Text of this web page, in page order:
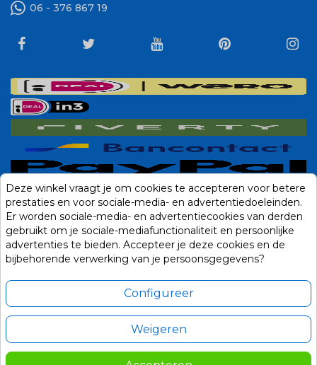
06 - 376 867 19
Deze winkel vraagt je om cookies te accepteren voor betere
prestaties en voor sociale-media- en advertentiedoeleinden.
Er worden sociale-media- en advertentiecookies van derden
gebruikt om je sociale-mediafunctionaliteit en persoonlijke
advertenties te bieden. Accepteer je deze cookies en de
bijbehorende verwerking van je persoonsgegevens?
Configureer
Weigeren